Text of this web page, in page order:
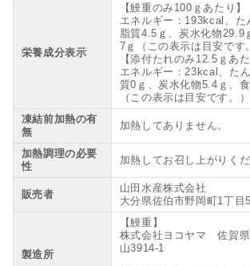
栄養成分表示
【鰻重のみ100ｇあたり】
エネルギー：193kcal、た
脂質4.5ｇ、炭水化物29.9
7ｇ（この表示は目安です
【添付たれのみ12.5ｇあた
エネルギー：23kcal、た
質0ｇ、炭水化物5.4ｇ、
（この表示は目安です。）
凍結前加熱の有
無
加熱してありません。
加熱調理の必要
性
加熱してお召し上がりくだ
販売者
山田水産株式会社
大分県佐伯市野岡町1丁目
製造所
【鰻重】
株式会社ヨコヤマ 佐賀
山3914-1